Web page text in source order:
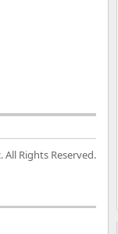
Rights Reserved.